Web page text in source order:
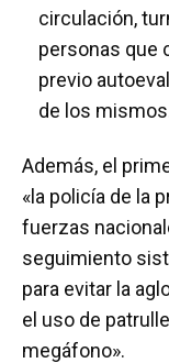
circulación,
personas que
previo
de los
Además, el
«la policía de la
fuerzas
seguimiento
para evitar la
el uso de
megáfono».